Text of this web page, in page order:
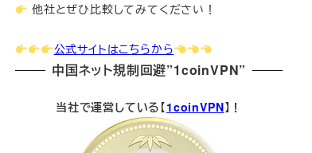
他社とぜひ比較してみてください！
公式サイトはこちらから
中国ネット規制回避”1coinVPN”
当社で運営している【1coinVPN】！